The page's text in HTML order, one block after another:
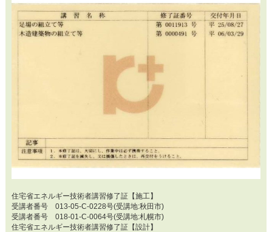
住宅省エネルギー技術者講習修了証【施工】
受講者番号 013-05-C-0228号(受講地:秋田市)
受講者番号 018-01-C-0064号(受講地:札幌市)
住宅省エネルギー技術者講習修了証【設計】